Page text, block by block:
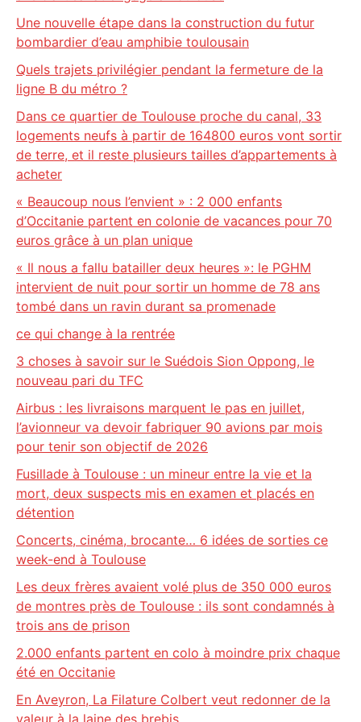
Une nouvelle étape dans la construction du futur
bombardier d’eau amphibie toulousain
Quels trajets privilégier pendant la fermeture de la
ligne B du métro ?
Dans ce quartier de Toulouse proche du canal, 33
logements neufs à partir de 164800 euros vont sortir
de terre, et il reste plusieurs tailles d’appartements à
acheter
« Beaucoup nous l’envient » : 2 000 enfants
d’Occitanie partent en colonie de vacances pour 70
euros grâce à un plan unique
« Il nous a fallu batailler deux heures »: le PGHM
intervient de nuit pour sortir un homme de 78 ans
tombé dans un ravin durant sa promenade
ce qui change à la rentrée
3 choses à savoir sur le Suédois Sion Oppong, le
nouveau pari du TFC
Airbus : les livraisons marquent le pas en juillet,
l’avionneur va devoir fabriquer 90 avions par mois
pour tenir son objectif de 2026
Fusillade à Toulouse : un mineur entre la vie et la
mort, deux suspects mis en examen et placés en
détention
Concerts, cinéma, brocante… 6 idées de sorties ce
week-end à Toulouse
Les deux frères avaient volé plus de 350 000 euros
de montres près de Toulouse : ils sont condamnés à
trois ans de prison
2.000 enfants partent en colo à moindre prix chaque
été en Occitanie
En Aveyron, La Filature Colbert veut redonner de la
valeur à la laine des brebis